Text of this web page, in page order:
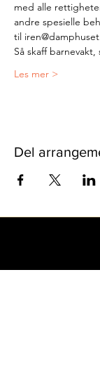
med alle
andre spesielle
til
Så skaff
Les mer >
Del